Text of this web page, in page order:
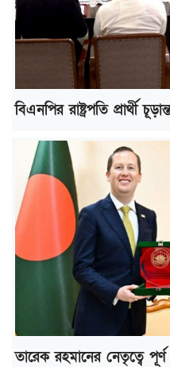
বিএনপির রাষ্ট্রপতি প্রার্থী
তারেক রহমানের নেতৃত্বে পূর্ণ